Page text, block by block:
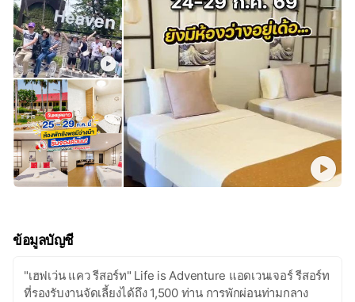
ข้อมูลบัญชี
"เฮฟเว่น แคว รีสอร์ท" Life is Adventure แอดเวนเจอร์ รีสอร์ท
ที่รองรับงานจัดเลี้ยงได้ถึง 1,500 ท่าน การพักผ่อนท่ามกลาง